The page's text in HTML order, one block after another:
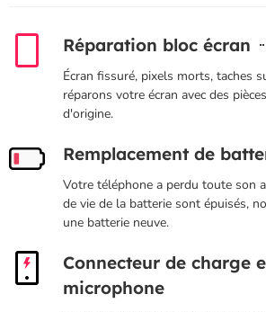
Réparation bloc écran
Écran fissuré, pixels morts, taches
réparons votre écran avec des
d'origine.
Remplacement de
Votre téléphone a perdu toute son
de vie de la batterie sont épuisés,
une batterie neuve.
Connecteur de charge
microphone